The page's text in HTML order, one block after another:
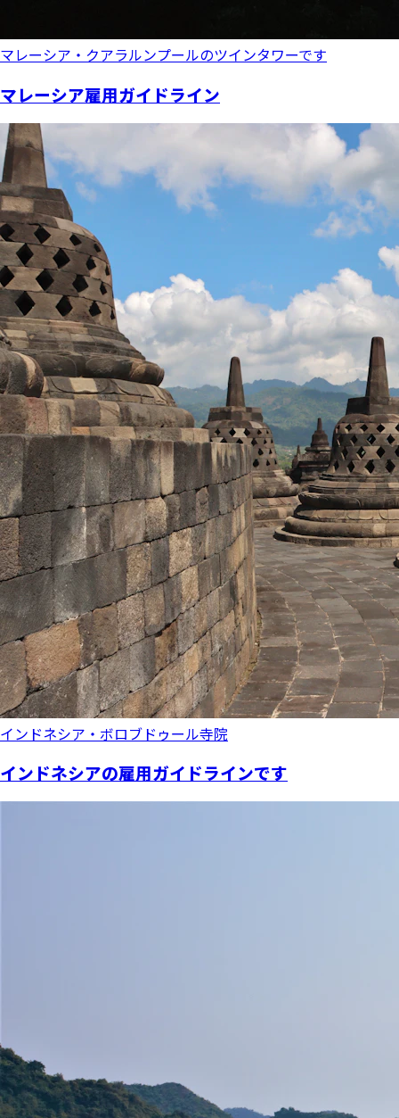
マレーシア・クアラルンプールのツインタワーです
マレーシア雇用ガイドライン
インドネシア・ボロブドゥール寺院
インドネシアの雇用ガイドラインです